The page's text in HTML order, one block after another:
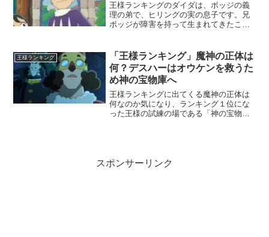
王様ランキングのダイダは、ボッジの義
理の弟で、ヒリングの実の息子です。兄
ボッジが障害を持って生まれてきたこと
⇒ 王様ランキングを５ちゃんねるで、キ
ャラクターの名前の由来...
王様ランキング
「王様ランキング」魔神の正体は
何？デスハーはオウケンを救うた
め神の宝物庫へ
王様ランキングに出てくる魔神の正体は
何なのか気になり、ランキング１位にな
った王様の試練の場である「神の宝物
スポンサーリンク